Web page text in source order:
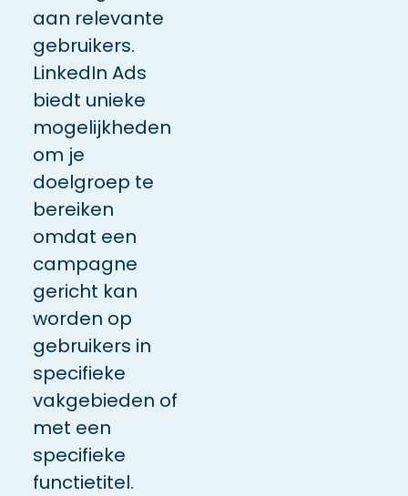
aan relevante
gebruikers.
LinkedIn Ads
biedt unieke
mogelijkheden
om je
doelgroep te
bereiken
omdat een
campagne
gericht kan
worden op
gebruikers in
specifieke
vakgebieden of
met een
specifieke
functietitel.